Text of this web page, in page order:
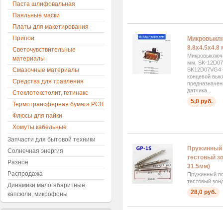
8.8x4.5x4.8
мм, SK-
концевой
датчика...
5,0 руб.
тестовый
31.5мм)
Пружинный
тестовый
28,0 руб.
Паста шлифовальная
Паяльные маски
Платы для макетирования
Припои
Светочувствительные
материалы
Смазочные материалы
Средства для травления
Стеклотекстолит, гетинакс
Термотрансферная бумага PCB
Флюсы для пайки
Хомуты кабельные
Запчасти для бытовой техники
Солнечная энергия
Разное
Распродажа
Динамики малогабаритные,
капсюли, микрофоны